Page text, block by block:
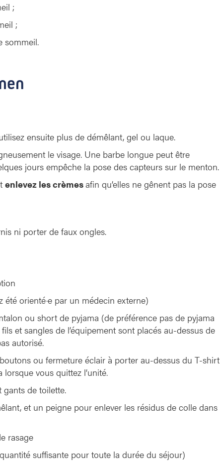
;
;
sommeil.
ensuite plus de démêlant, gel ou laque.
le visage. Une barbe longue peut être
jours empêche la pose des capteurs sur le menton.
enlevez les crèmesafin qu’elles ne gênent pas la pose
ni porter de faux ongles.
orienté·e par un médecin externe)
ou short de pyjama (de préférence pas de pyjama
et sangles de l’équipement sont placés au-dessus de
autorisé.
ou fermeture éclair à porter au-dessus du T-shirt
vous quittez l’unité.
gants de toilette.
et un peigne pour enlever les résidus de colle dans
rasage
suffisante pour toute la durée du séjour)